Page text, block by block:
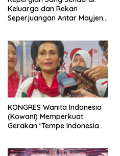
Keluarga dan Rekan
Seperjuangan Antar Mayjen
Terakhir
KONGRES Wanita Indonesia
(Kowani) Memperkuat
Gerakan ‘Tempe Indonesia